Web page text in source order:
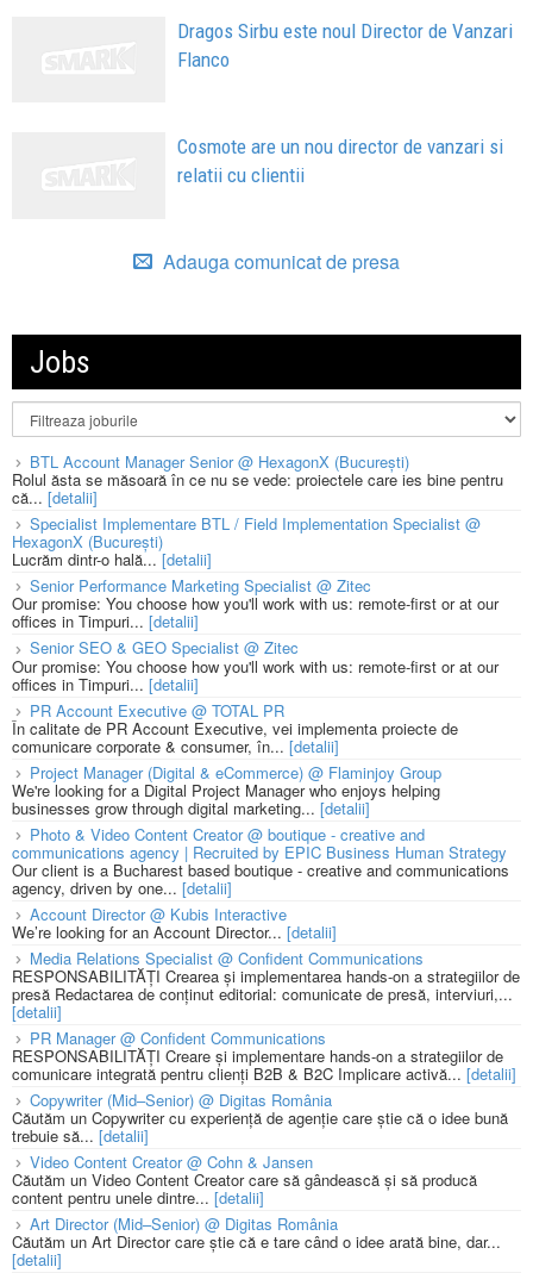
Dragos Sirbu este noul Director de Vanzari
Flanco
Cosmote are un nou director de vanzari si
relatii cu clientii
Adauga comunicat de presa
Jobs
BTL Account Manager Senior @ HexagonX (București)
Rolul ăsta se măsoară în ce nu se vede: proiectele care ies bine pentru
că... [detalii]
Specialist Implementare BTL / Field Implementation Specialist @
HexagonX (București)
Lucrăm dintr-o hală... [detalii]
Senior Performance Marketing Specialist @ Zitec
Our promise: You choose how you'll work with us: remote-first or at our
offices in Timpuri... [detalii]
Senior SEO & GEO Specialist @ Zitec
Our promise: You choose how you'll work with us: remote-first or at our
offices in Timpuri... [detalii]
PR Account Executive @ TOTAL PR
În calitate de PR Account Executive, vei implementa proiecte de
comunicare corporate & consumer, în... [detalii]
Project Manager (Digital & eCommerce) @ Flaminjoy Group
We're looking for a Digital Project Manager who enjoys helping
businesses grow through digital marketing... [detalii]
Photo & Video Content Creator @ boutique - creative and
communications agency | Recruited by EPIC Business Human Strategy
Our client is a Bucharest based boutique - creative and communications
agency, driven by one... [detalii]
Account Director @ Kubis Interactive
We’re looking for an Account Director... [detalii]
Media Relations Specialist @ Confident Communications
RESPONSABILITĂȚI Crearea și implementarea hands-on a strategiilor de
presă Redactarea de conținut editorial: comunicate de presă, interviuri,...
[detalii]
PR Manager @ Confident Communications
RESPONSABILITĂȚI Creare și implementare hands-on a strategiilor de
comunicare integrată pentru clienți B2B & B2C Implicare activă... [detalii]
Copywriter (Mid–Senior) @ Digitas România
Căutăm un Copywriter cu experiență de agenție care știe că o idee bună
trebuie să... [detalii]
Video Content Creator @ Cohn & Jansen
Căutăm un Video Content Creator care să gândească și să producă
content pentru unele dintre... [detalii]
Art Director (Mid–Senior) @ Digitas România
Căutăm un Art Director care știe că e tare când o idee arată bine, dar...
[detalii]